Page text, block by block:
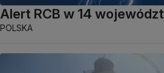
Alert RCB w 14
POLSKA